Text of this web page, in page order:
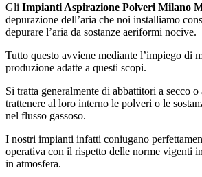
Gli Impianti Aspirazione Polveri Milano
depurazione dell’aria che noi installiamo
depurare l’aria da sostanze aeriformi nocive.
Tutto questo avviene mediante l’impiego di
produzione adatte a questi scopi.
Si tratta generalmente di abbattitori a secco
trattenere al loro interno le polveri o le
nel flusso gassoso.
I nostri impianti infatti coniugano
operativa con il rispetto delle norme vigenti
in atmosfera.